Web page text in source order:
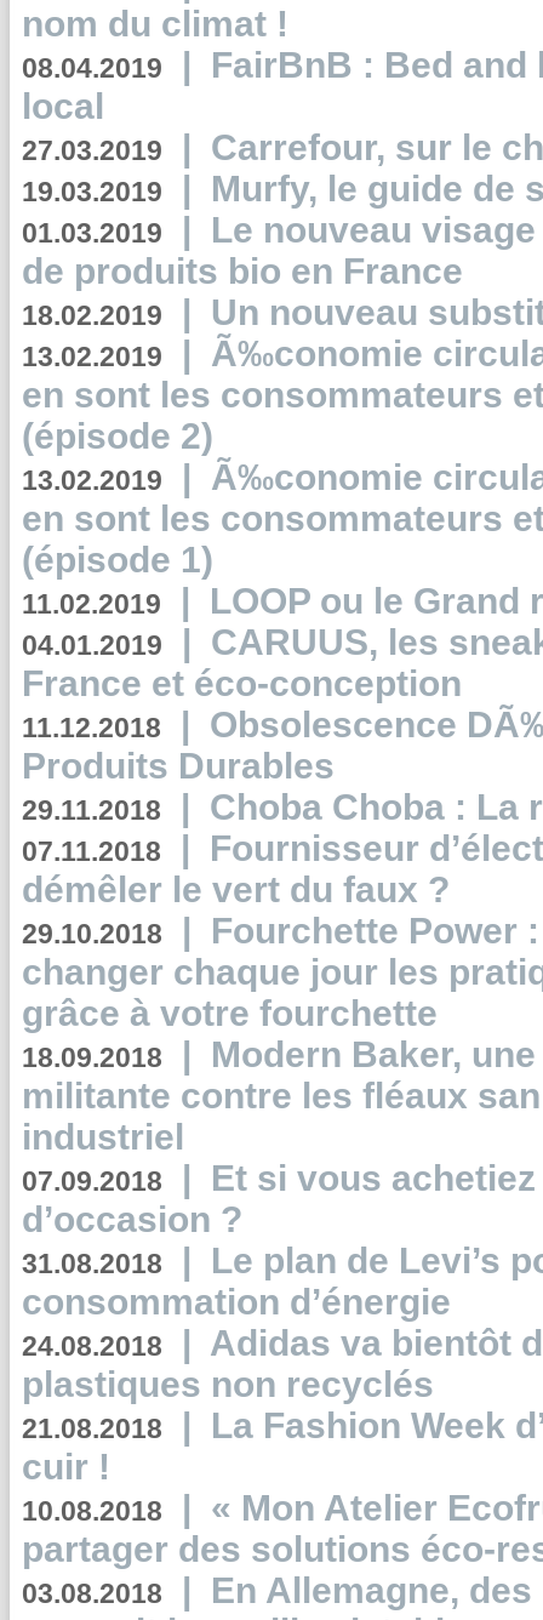
nom du climat !
08.04.2019 | FairBnB : Bed
local
27.03.2019 | Carrefour, sur le
19.03.2019 | Murfy, le guide de
01.03.2019 | Le nouveau
de produits bio en France
18.02.2019 | Un nouveau
13.02.2019 | Ã‰conomie
en sont les consommateurs
(épisode 2)
13.02.2019 | Ã‰conomie
en sont les consommateurs
(épisode 1)
11.02.2019 | LOOP ou le Grand
04.01.2019 | CARUUS, les
France et éco-conception
11.12.2018 | Obsolescence
Produits Durables
29.11.2018 | Choba Choba : La
07.11.2018 | Fournisseur
démêler le vert du faux ?
29.10.2018 | Fourchette Power
changer chaque jour les
grâce à votre fourchette
18.09.2018 | Modern Baker,
militante contre les fléaux
industriel
07.09.2018 | Et si vous
d’occasion ?
31.08.2018 | Le plan de Levi’s
consommation d’énergie
24.08.2018 | Adidas va bientôt
plastiques non recyclés
21.08.2018 | La Fashion Week
cuir !
10.08.2018 | « Mon Atelier
partager des solutions éco-
03.08.2018 | En Allemagne,